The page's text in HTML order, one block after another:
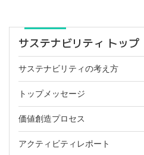
サステナビリティ トップ
サステナビリティの考え方
トップメッセージ
価値創造プロセス
アクティビティレポート